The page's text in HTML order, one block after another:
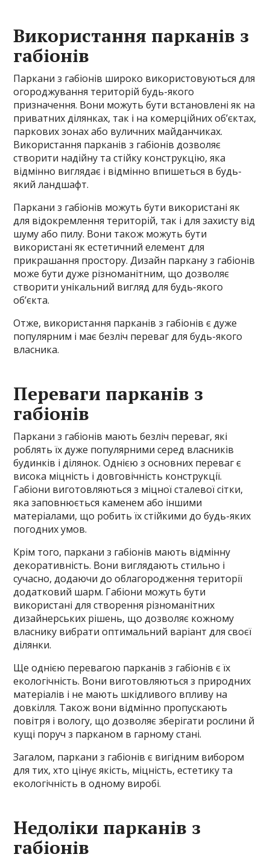
Використання парканів з
габіонів
Паркани з габіонів широко використовуються для
огороджування територій будь-якого
призначення. Вони можуть бути встановлені як на
приватних ділянках, так і на комерційних об’єктах,
паркових зонах або вуличних майданчиках.
Використання парканів з габіонів дозволяє
створити надійну та стійку конструкцію, яка
відмінно виглядає і відмінно впишеться в будь-
який ландшафт.
Паркани з габіонів можуть бути використані як
для відокремлення територій, так і для захисту від
шуму або пилу. Вони також можуть бути
використані як естетичний елемент для
прикрашання простору. Дизайн паркану з габіонів
може бути дуже різноманітним, що дозволяє
створити унікальний вигляд для будь-якого
об’єкта.
Отже, використання парканів з габіонів є дуже
популярним і має безліч переваг для будь-якого
власника.
Переваги парканів з
габіонів
Паркани з габіонів мають безліч переваг, які
роблять їх дуже популярними серед власників
будинків і ділянок. Однією з основних переваг є
висока міцність і довговічність конструкції.
Габіони виготовляються з міцної сталевої сітки,
яка заповнюється каменем або іншими
матеріалами, що робить їх стійкими до будь-яких
погодних умов.
Крім того, паркани з габіонів мають відмінну
декоративність. Вони виглядають стильно і
сучасно, додаючи до облагородження території
додатковий шарм. Габіони можуть бути
використані для створення різноманітних
дизайнерських рішень, що дозволяє кожному
власнику вибрати оптимальний варіант для своєї
ділянки.
Ще однією перевагою парканів з габіонів є їх
екологічність. Вони виготовляються з природних
матеріалів і не мають шкідливого впливу на
довкілля. Також вони відмінно пропускають
повітря і вологу, що дозволяє зберігати рослини й
кущі поруч з парканом в гарному стані.
Загалом, паркани з габіонів є вигідним вибором
для тих, хто цінує якість, міцність, естетику та
екологічність в одному виробі.
Недоліки парканів з
габіонів